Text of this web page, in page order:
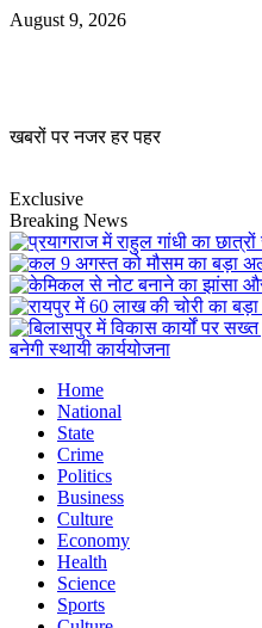
Skip
August 9, 2026
खबरों पर नजर हर पहर
Exclusive
Breaking News
बनेगी स्थायी कार्ययोजना
Primary
Menu
Home
National
State
Crime
Politics
Business
Culture
Economy
Health
Science
Sports